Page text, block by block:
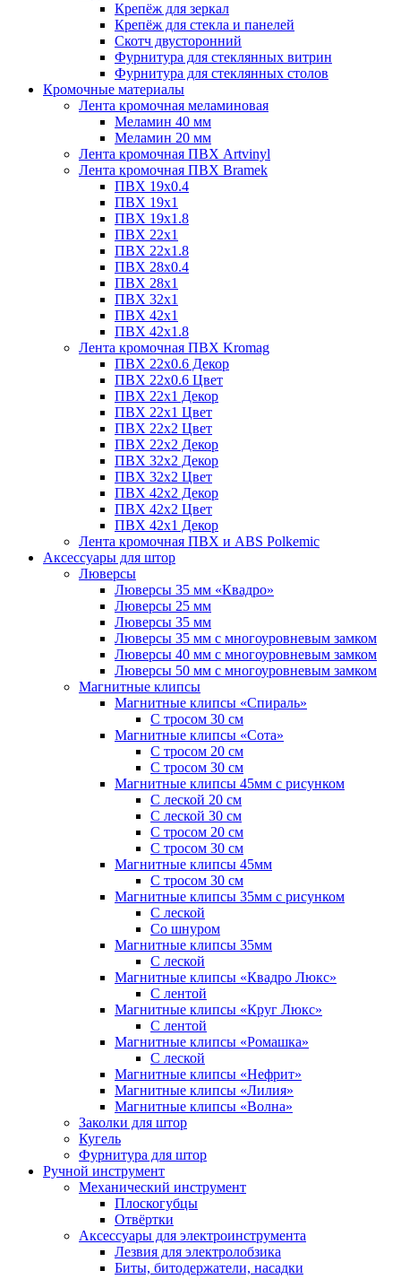
Крепёж для зеркал
Крепёж для стекла и панелей
Скотч двусторонний
Фурнитура для стеклянных витрин
Фурнитура для стеклянных столов
Кромочные материалы
Лента кромочная меламиновая
Меламин 40 мм
Меламин 20 мм
Лента кромочная ПВХ Artvinyl
Лента кромочная ПВХ Bramek
ПВХ 19x0.4
ПВХ 19х1
ПВХ 19х1.8
ПВХ 22х1
ПВХ 22х1.8
ПВХ 28х0.4
ПВХ 28х1
ПВХ 32x1
ПВХ 42х1
ПВХ 42х1.8
Лента кромочная ПВХ Kromag
ПВХ 22x0.6 Декор
ПВХ 22x0.6 Цвет
ПВХ 22x1 Декор
ПВХ 22x1 Цвет
ПВХ 22x2 Цвет
ПВХ 22x2 Декор
ПВХ 32x2 Декор
ПВХ 32x2 Цвет
ПВХ 42x2 Декор
ПВХ 42x2 Цвет
ПВХ 42x1 Декор
Лента кромочная ПВХ и ABS Polkemic
Аксессуары для штор
Люверсы
Люверсы 35 мм «Квадро»
Люверсы 25 мм
Люверсы 35 мм
Люверсы 35 мм с многоуровневым замком
Люверсы 40 мм с многоуровневым замком
Люверсы 50 мм с многоуровневым замком
Магнитные клипсы
Магнитные клипсы «Спираль»
С тросом 30 см
Магнитные клипсы «Сота»
С тросом 20 см
С тросом 30 см
Магнитные клипсы 45мм с рисунком
С леской 20 см
С леской 30 см
С тросом 20 см
С тросом 30 см
Магнитные клипсы 45мм
С тросом 30 см
Магнитные клипсы 35мм с рисунком
С леской
Со шнуром
Магнитные клипсы 35мм
С леской
Магнитные клипсы «Квадро Люкс»
С лентой
Магнитные клипсы «Круг Люкс»
С лентой
Магнитные клипсы «Ромашка»
С леской
Магнитные клипсы «Нефрит»
Магнитные клипсы «Лилия»
Магнитные клипсы «Волна»
Заколки для штор
Кугель
Фурнитура для штор
Ручной инструмент
Механический инструмент
Плоскогубцы
Отвёртки
Аксессуары для электроинструмента
Лезвия для электролобзика
Биты, битодержатели, насадки